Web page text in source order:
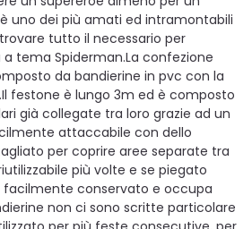
uno dei più amati ed intramontabili
tutto il necessario per
tema Spiderman.La confezione
da bandierine in pvc con la
festone è lungo 3m ed è composto
già collegate tra loro grazie ad un
attaccabile con dello
per coprire aree separate tra
più volte e se piegato
facilmente conservato e occupa
non ci sono scritte particolare